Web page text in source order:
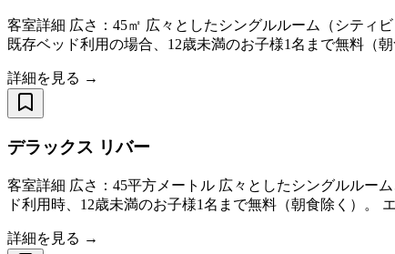
客室詳細 広さ：45㎡ 広々としたシングルルーム（シティ
既存ベッド利用の場合、12歳未満のお子様1名まで無料（
詳細を見る →
デラックス リバー
客室詳細 広さ：45平方メートル 広々としたシングルルー
ド利用時、12歳未満のお子様1名まで無料（朝食除く）。
詳細を見る →